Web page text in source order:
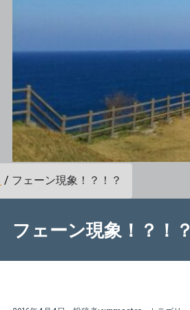
/ フェーン現象！？！？
フェーン現象！？！